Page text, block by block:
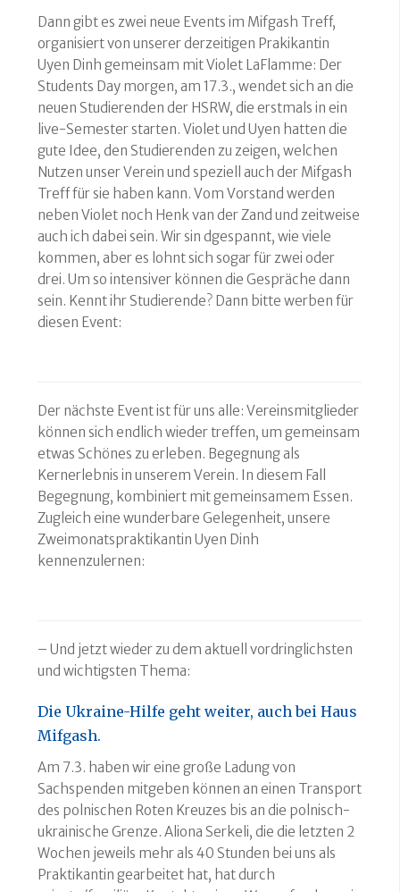
Dann gibt es zwei neue Events im Mifgash Treff,
organisiert von unserer derzeitigen Prakikantin
Uyen Dinh gemeinsam mit Violet LaFlamme: Der
Students Day morgen, am 17.3., wendet sich an die
neuen Studierenden der HSRW, die erstmals in ein
live-Semester starten. Violet und Uyen hatten die
gute Idee, den Studierenden zu zeigen, welchen
Nutzen unser Verein und speziell auch der Mifgash
Treff für sie haben kann. Vom Vorstand werden
neben Violet noch Henk van der Zand und zeitweise
auch ich dabei sein. Wir sin dgespannt, wie viele
kommen, aber es lohnt sich sogar für zwei oder
drei. Um so intensiver können die Gespräche dann
sein. Kennt ihr Studierende? Dann bitte werben für
diesen Event:
Der nächste Event ist für uns alle: Vereinsmitglieder
können sich endlich wieder treffen, um gemeinsam
etwas Schönes zu erleben. Begegnung als
Kernerlebnis in unserem Verein. In diesem Fall
Begegnung, kombiniert mit gemeinsamem Essen.
Zugleich eine wunderbare Gelegenheit, unsere
Zweimonatspraktikantin Uyen Dinh
kennenzulernen:
– Und jetzt wieder zu dem aktuell vordringlichsten
und wichtigsten Thema:
Die Ukraine-Hilfe geht weiter, auch bei Haus
Mifgash.
Am 7.3. haben wir eine große Ladung von
Sachspenden mitgeben können an einen Transport
des polnischen Roten Kreuzes bis an die polnisch-
ukrainische Grenze. Aliona Serkeli, die die letzten 2
Wochen jeweils mehr als 40 Stunden bei uns als
Praktikantin gearbeitet hat, hat durch